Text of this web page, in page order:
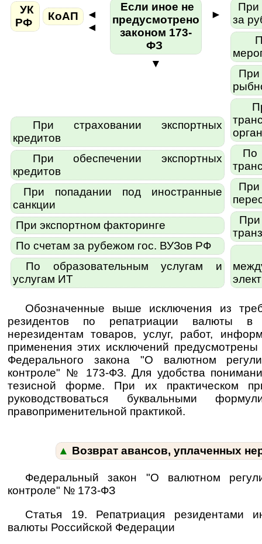
УК
РФ
КоАП
◄
◄
Если иное не
предусмотрено
законом 173-
ФЗ
▼
►
При
за
При
По
При
При
При страховании экспортных
кредитов
При обеспечении экспортных
кредитов
При попадании под иностранные
санкции
При экспортном факторинге
По счетам за рубежом гос. ВУЗов РФ
По образовательным услугам и
услугам ИТ
Обозначенные выше исключения из
резидентов по репатриации валюты в
нерезидентам товаров, услуг, работ,
применения этих исключений
Федерального закона "О валютном
контроле" № 173-ФЗ. Для удобства
тезисной форме. При их практическом
руководствоваться бук­валь­ны­ми
правоприменительной практикой.
▲ Возврат авансов, уплаченных
Федеральный закон "О валютном
контроле" № 173-ФЗ
Статья 19. Репатриация резидентами
валюты Российской Федерации